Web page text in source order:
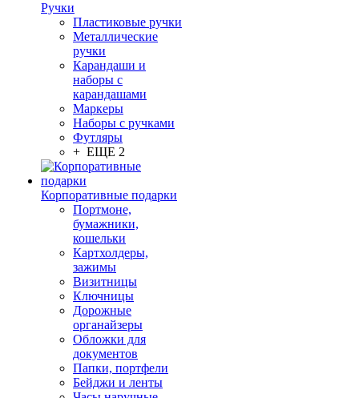
Ручки
Пластиковые ручки
Металлические
ручки
Карандаши и
наборы с
карандашами
Маркеры
Наборы с ручками
Футляры
+ ЕЩЕ 2
Корпоративные подарки
Портмоне,
бумажники,
кошельки
Картхолдеры,
зажимы
Визитницы
Ключницы
Дорожные
органайзеры
Обложки для
документов
Папки, портфели
Бейджи и ленты